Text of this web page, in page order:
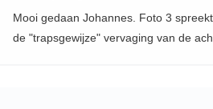
Mooi gedaan Johannes. Foto 3
de "trapsgewijze" vervaging van de